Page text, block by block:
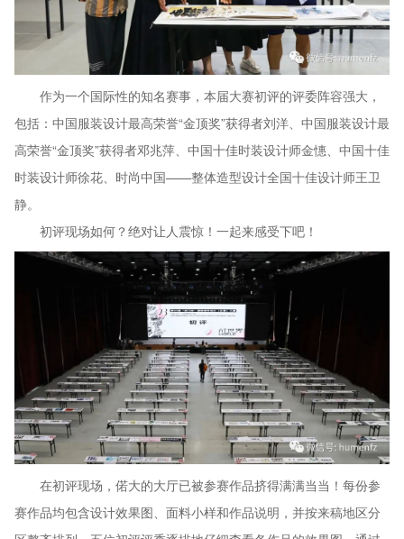
作为一个国际性的知名赛事，本届大赛初评的评委阵容强大，
包括：中国服装设计最高荣誉“金顶奖”获得者刘洋、中国服装设计最
高荣誉“金顶奖”获得者邓兆萍、中国十佳时装设计师金憓、中国十佳
时装设计师徐花、时尚中国——整体造型设计全国十佳设计师王卫
静。
初评现场如何？绝对让人震惊！一起来感受下吧！
在初评现场，偌大的大厅已被参赛作品挤得满满当当！每份参
赛作品均包含设计效果图、面料小样和作品说明，并按来稿地区分